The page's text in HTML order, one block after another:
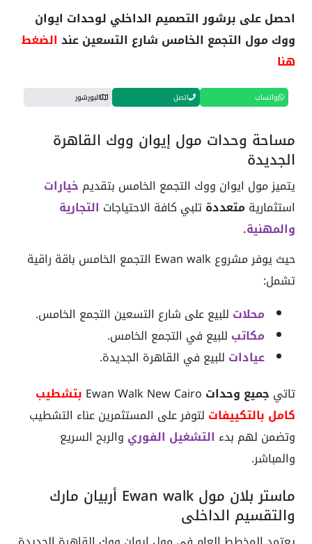
احصل على برشور التصميم الداخلي لوحدات ايوان
ووك مول التجمع الخامس شارع التسعين عند الضغط
هنا
واتساب اتصل البورشور
مساحة وحدات مول إيوان ووك القاهرة
الجديدة
يتميز مول ايوان ووك التجمع الخامس بتقديم خيارات
استثماريةمتعددةتلبي كافة الاحتياجات التجارية
والمهنية.
حيث يوفر مشروع Ewan walk التجمع الخامس باقة راقية
تشمل:
محلات للبيع على شارع التسعين التجمع الخامس.
مكاتب للبيع في التجمع الخامس.
عيادات للبيع في القاهرة الجديدة.
تاتي جميع وحدات
بتشطيب
كامل بالتكييفات لتوفر على المستثمرين عناء التشطيب
وتضمن لهم بدء التشغيل الفوري والربح السريع
والمباشر.
ماستر بلان مول Ewan walk أربيان مارك
والتقسيم الداخلي